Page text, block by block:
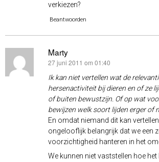
verkiezen?
Beantwoorden
Marty
schreef:
27 juni 2011 om 01:40
Ik kan niet vertellen wat de
hersenactiviteit bij dieren en of ze
of buiten bewustzijn. Of op wat
bewijzen welk soort lijden erger of
En omdat niemand dit kan
ongelooflijk belangrijk dat we een
voorzichtigheid hanteren in het
We kunnen niet vaststellen hoe het